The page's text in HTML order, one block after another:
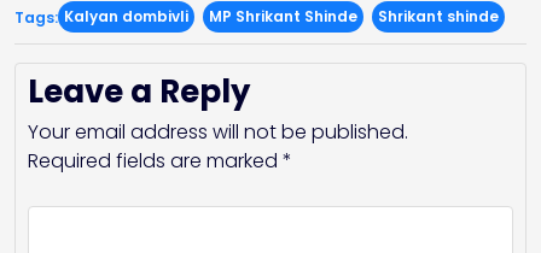
Tags: Kalyan dombivli MP Shrikant Shinde Shrikant shinde
Leave a Reply
Your email address will not be published.
Required fields are marked *